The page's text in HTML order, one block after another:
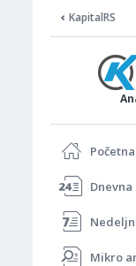
KapitalRS
Početna
Mikro